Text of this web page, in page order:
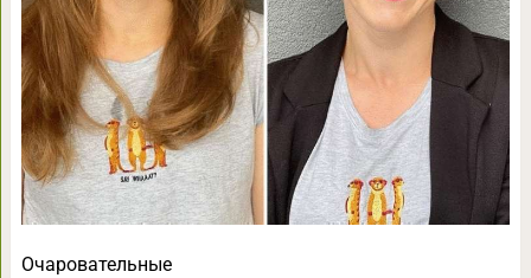
Очаровательные